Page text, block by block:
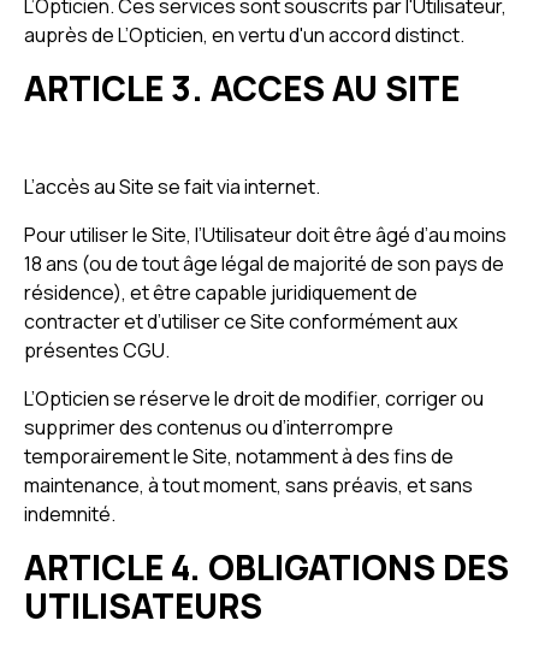
L’Opticien. Ces services sont souscrits par l'Utilisateur,
auprès de L’Opticien, en vertu d'un accord distinct.
ARTICLE 3. ACCES AU SITE
L’accès au Site se fait via internet.
Pour utiliser le Site, l’Utilisateur doit être âgé d’au moins
18 ans (ou de tout âge légal de majorité de son pays de
résidence), et être capable juridiquement de
contracter et d’utiliser ce Site conformément aux
présentes CGU.
L’Opticien se réserve le droit de modifier, corriger ou
supprimer des contenus ou d’interrompre
temporairement le Site, notamment à des fins de
maintenance, à tout moment, sans préavis, et sans
indemnité.
ARTICLE 4. OBLIGATIONS DES
UTILISATEURS